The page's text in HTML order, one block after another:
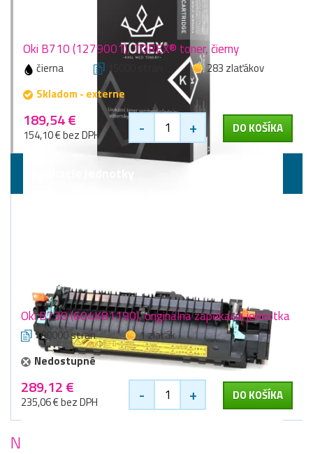
Oki B710 (1279001), TOREX® toner, čierny
čierna 15000 stran
283 zlaťákov
Skladom - externe
189,54 €
154,10 € bez DPH - + DO KOŠÍKA
Oki B730 (604K81190), originálna zapekacia jednotka
100000 stran
1 zlaťák
Nedostupné
289,12 €
235,06 € bez DPH - + DO KOŠÍKA
Najobľúbenejšie